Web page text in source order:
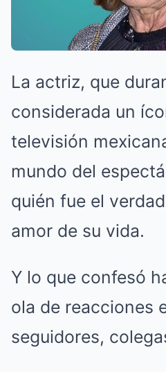
La actriz, que
considerada un
televisión
mundo del
quién fue el
amor de su vida.
Y lo que confesó
ola de reacciones
seguidores,